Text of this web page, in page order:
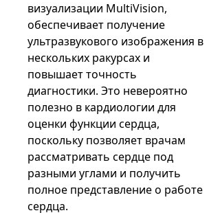
визуализации MultiVision,
обеспечивает получение
ультразвукового изображения в
нескольких ракурсах и
повышает точность
диагностики. Это невероятно
полезно в кардиологии для
оценки функции сердца,
поскольку позволяет врачам
рассматривать сердце под
разными углами и получить
полное представление о работе
сердца.